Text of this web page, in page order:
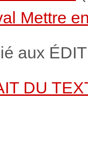
Mettre
aux
DU